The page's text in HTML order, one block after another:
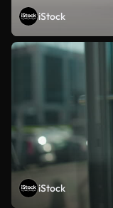
iStock
iStock